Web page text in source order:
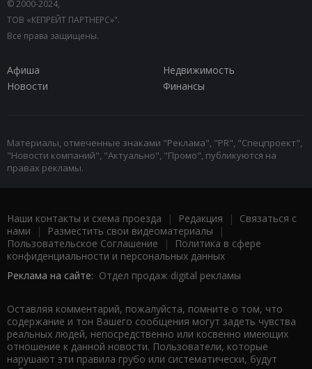
© 2000-2024,
ТОВ «КЕПРЕЙТ ПАРТНЕРС»".
Все права защищены.
Афиша
Недвижимость
Новости
Финансы
Материалы, отмеченные знаками "Реклама", "PR", "Спецпроект",
"Новости компаний", "Актуально", "Промо", публикуются на
правах рекламы.
Наши контакты и схема проезда | Редакция | Связаться с
нами | Разместить свои видеоматериалы |
Пользовательское Соглашение |
Политика в сфере
конфиденциальности и персональных данных
Реклама на сайте: Отдел продаж digital рекламы
Оставляя комментарий, пожалуйста, помните о том, что
содержание и тон Вашего сообщения могут задеть чувства
реальных людей, непосредственно или косвенно имеющих
отношение к данной новости. Пользователи, которые
нарушают эти правила грубо или систематически, будут